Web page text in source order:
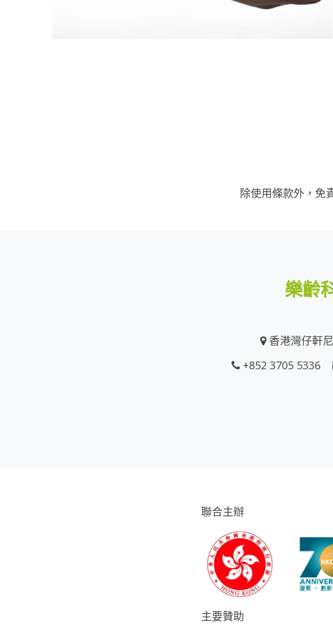
除使用條款外，免
樂齡
香港灣仔軒
+852 3705 5336
聯合主辦
主要贊助